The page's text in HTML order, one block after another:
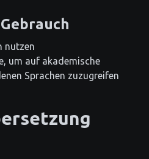
nutzen
um auf akademische
Sprachen zuzugreifen